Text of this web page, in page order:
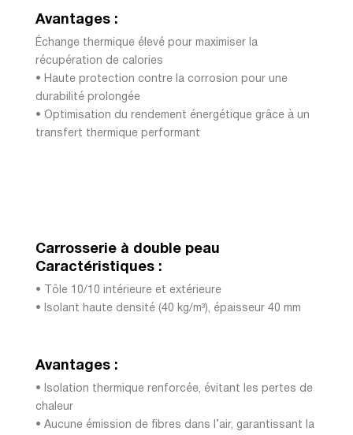
Avantages :
Échange thermique élevé pour maximiser la
récupération de calories
• Haute protection contre la corrosion pour une
durabilité prolongée
• Optimisation du rendement énergétique grâce à un
transfert thermique performant
Carrosserie à double peau
Caractéristiques :
• Tôle 10/10 intérieure et extérieure
• Isolant haute densité (40 kg/m³), épaisseur 40 mm
Avantages :
• Isolation thermique renforcée, évitant les pertes de
chaleur
• Aucune émission de fibres dans l’air, garantissant la